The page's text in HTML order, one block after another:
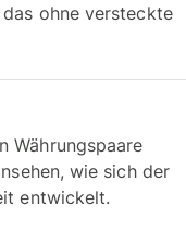
das ohne versteckte
Währungspaare
wie sich der
entwickelt.